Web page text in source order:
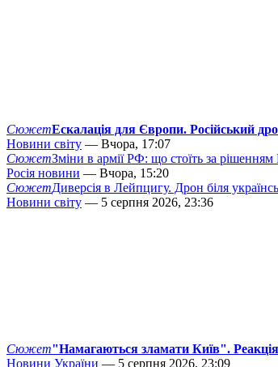
СюжетЕскалація для Європи. Російський
Новини світу — Вчора, 17:07
СюжетЗміни в армії РФ: що стоїть за рішенням
Росія новини — Вчора, 15:20
СюжетДиверсія в Лейпцигу. Дрон біля
Новини світу — 5 серпня 2026, 23:36
Сюжет"Намагаються зламати Київ". Реакція
Новини України — 5 серпня 2026, 23:09